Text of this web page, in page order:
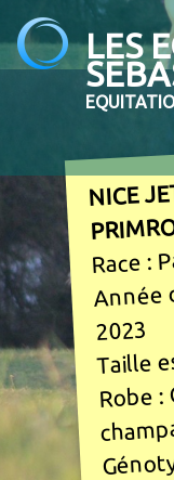
LES
Accueil
Promenades et
Ecole
Elevage
En vente
Contact
COMPETITION
NICE
Race :
Année
2023
Taille
Robe :